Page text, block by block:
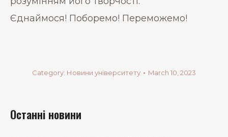
Єднаймося! Поборемо! Переможемо!
Category: Новини університету March 10, 2023
Останні новини